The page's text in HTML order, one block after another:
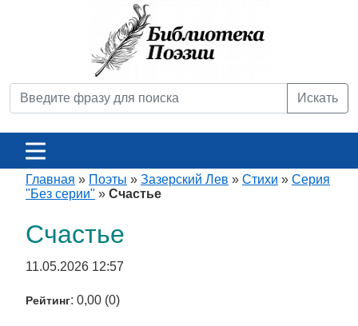
Искать
Главная » Поэты » Зазерский Лев » Стихи » Серия
"Без серии" » Счастье
Счастье
11.05.2026 12:57
Рейтинг: 0,00 (0)